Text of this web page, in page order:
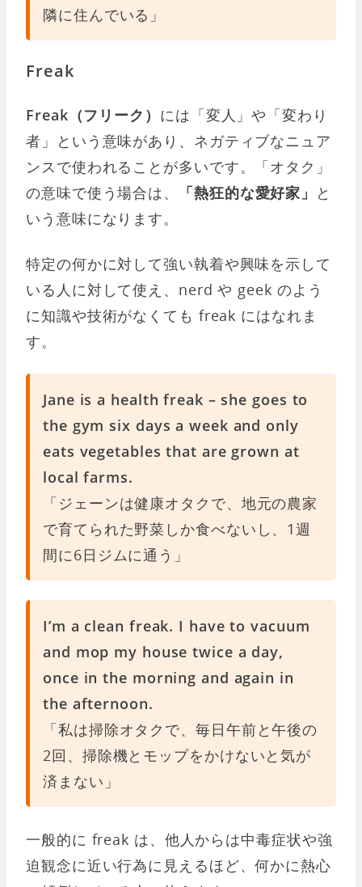
隣に住んでいる」
Freak
Freak（フリーク） には「変人」や「変わり
者」という意味があり、ネガティブなニュア
ンスで使われることが多いです。「オタク」
の意味で使う場合は、
「熱狂的な愛好家」 と
いう意味になります。
特定の何かに対して強い執着や興味を示して
いる人に対して使え、nerd や geek のよう
に知識や技術がなくても freak にはなれま
す。
Jane is a health freak – she goes to
the gym six days a week and only
eats vegetables that are grown at
local farms.
「ジェーンは健康オタクで、地元の農家
で育てられた野菜しか食べないし、1週
間に6日ジムに通う」
I’m a clean freak. I have to vacuum
and mop my house twice a day,
once in the morning and again in
the afternoon.
「私は掃除オタクで、毎日午前と午後の
2回、掃除機とモップをかけないと気が
済まない」
一般的に freak は、他人からは中毒症状や強
迫観念に近い行為に見えるほど、何かに熱心